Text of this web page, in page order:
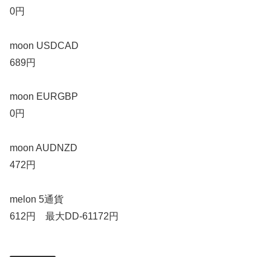
0円
moon USDCAD
689円
moon EURGBP
0円
moon AUDNZD
472円
melon 5通貨
612円 最大DD-61172円